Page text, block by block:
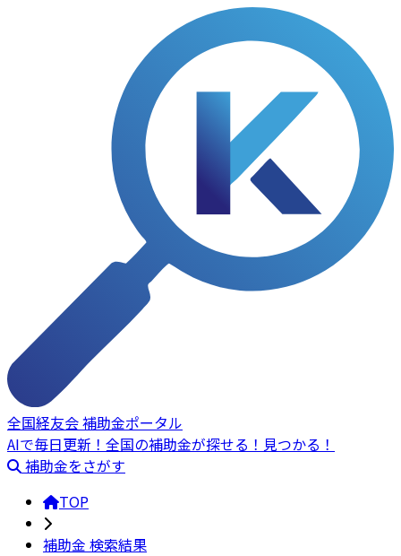
全国経友会 補助金ポータル
AIで毎日更新！全国の補助金が探せる！見つかる！
補助金をさがす
TOP
補助金 検索結果